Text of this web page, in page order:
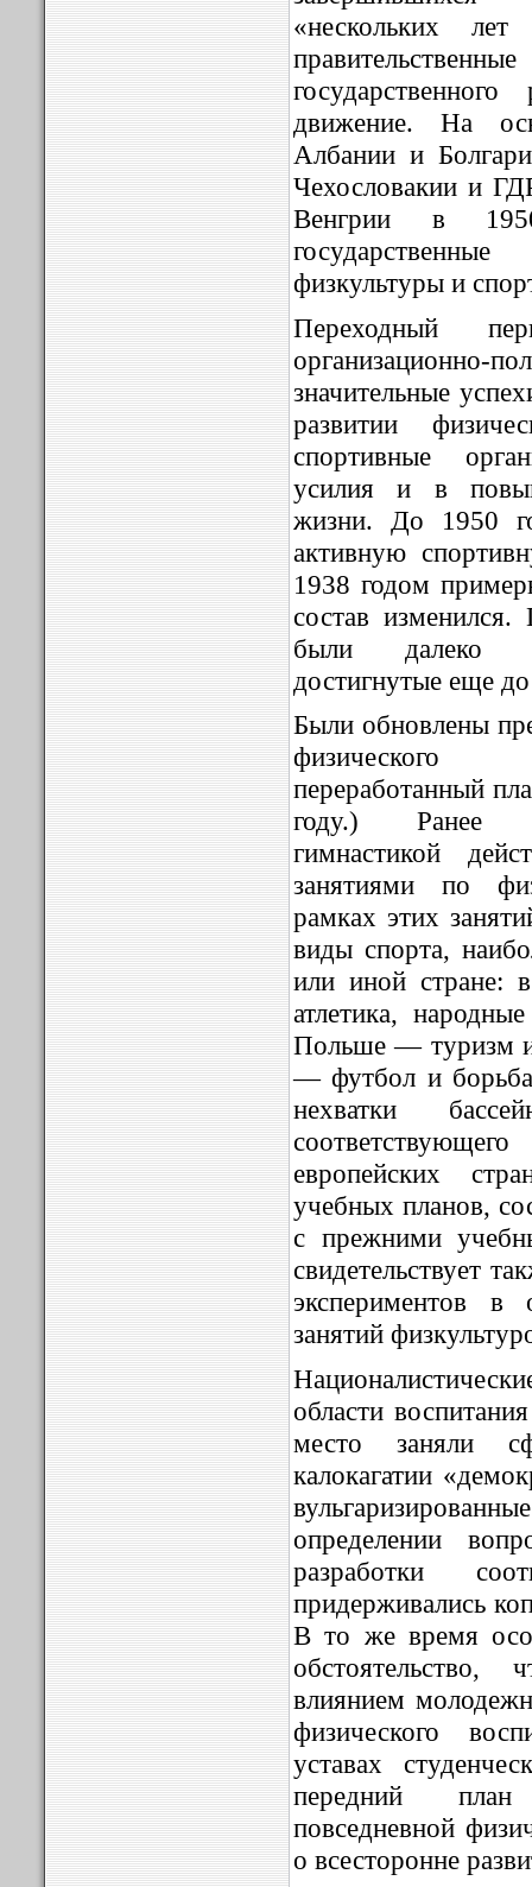
«нескольких
государственного
движение. На
Албании и
Чехословакии и
Венгрии в
физкультуры и
Переходный
организационно-
значительные
развитии
спортивные
усилия и в
жизни. До 1950
активную
1938 годом
состав
были далеко
достигнутые еще
Были обновлены
физического
переработанный
году.) Ранее
гимнастикой
занятиями по
рамках этих
виды спорта,
или иной стране:
атлетика,
Польше — туризм и
— футбол и
нехватки
европейских
учебных планов,
с прежними
свидетельствует
экспериментов в
занятий
области
место заняли
калокагатии
определении
разработки
придерживались
В то же время
влиянием
физического
уставах
передний
повседневной
о всесторонне